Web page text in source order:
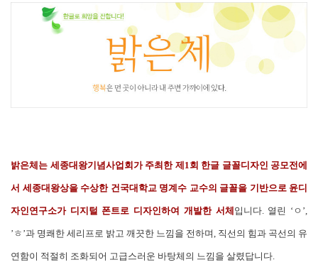
밝은체는 세종대왕기념사업회가 주최한 제1회 한글 글꼴디자인 공모전에
서 세종대왕상을 수상한 건국대학교 명계수 교수의 글꼴을 기반으로 윤디
자인연구소가 디지털 폰트로 디자인하여 개발한 서체 입니다. 열린 ‘ㅇ’,
’ㅎ’과 명쾌한 세리프로 밝고 깨끗한 느낌을 전하며, 직선의 힘과 곡선의 유
연함이 적절히 조화되어 고급스러운 바탕체의 느낌을 살렸답니다.